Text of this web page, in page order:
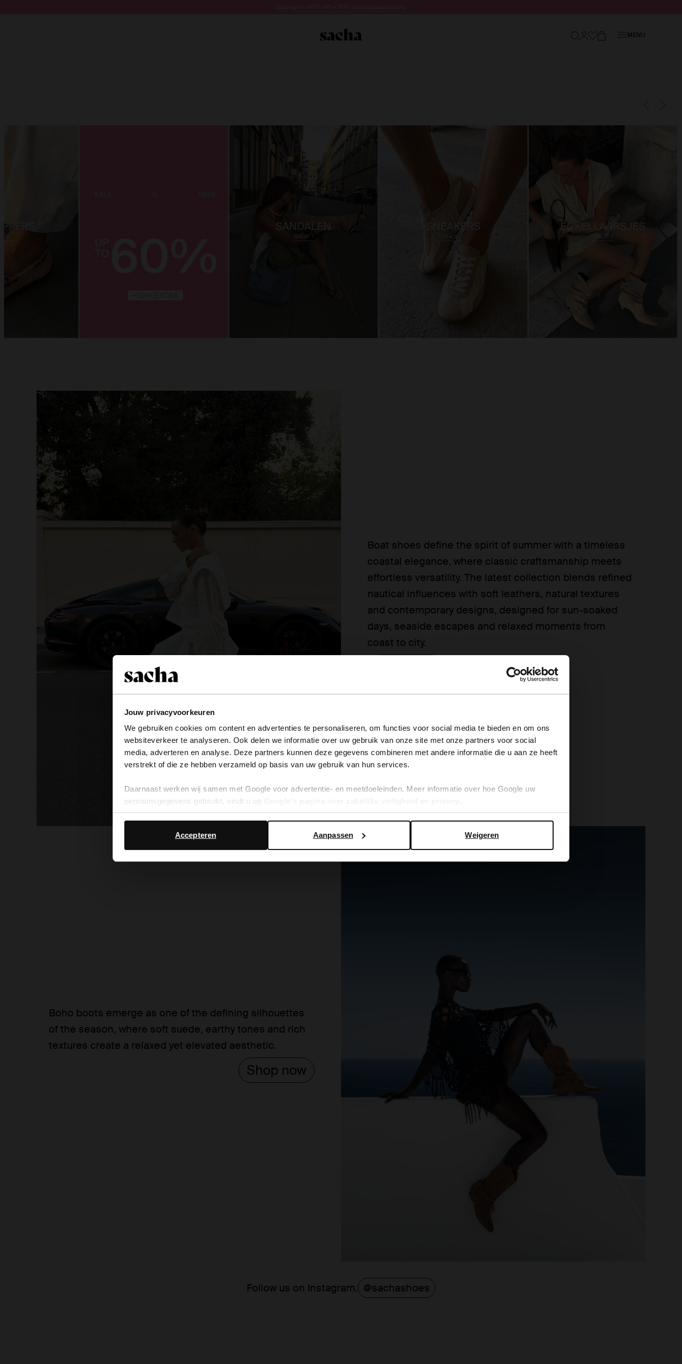
Jouw privacyvoorkeuren
We gebruiken cookies om content en advertenties te personaliseren, om functies voor social media te bieden en om ons
websiteverkeer te analyseren. Ook delen we informatie over uw gebruik van onze site met onze partners voor social
media, adverteren en analyse. Deze partners kunnen deze gegevens combineren met andere informatie die u aan ze heeft
verstrekt of die ze hebben verzameld op basis van uw gebruik van hun services.
Daarnaast werken wij samen met Google voor advertentie- en meetdoeleinden. Meer informatie over hoe Google uw
persoonsgegevens gebruikt, vindt u op
Weigeren
Aanpassen
Accepteren
MENU
Boat shoes define the spirit of summer with a timeless
coastal elegance, where classic craftsmanship meets
effortless versatility. The latest collection blends refined
nautical influences with soft leathers, natural textures
and contemporary designs, designed for sun-soaked
days, seaside escapes and relaxed moments from
coast to city.
Boho boots emerge as one of the defining silhouettes
of the season, where soft suede, earthy tones and rich
textures create a relaxed yet elevated aesthetic.
Shop now
Follow us on Instagram. @sachashoes
View this website in English?
It looks like your language isn't Dutch. Would you like to
switch to English?
Yes, switch to English No, stay in Dutch